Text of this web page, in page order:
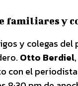
familiares y
y colegas
Otto Berdiel
con el